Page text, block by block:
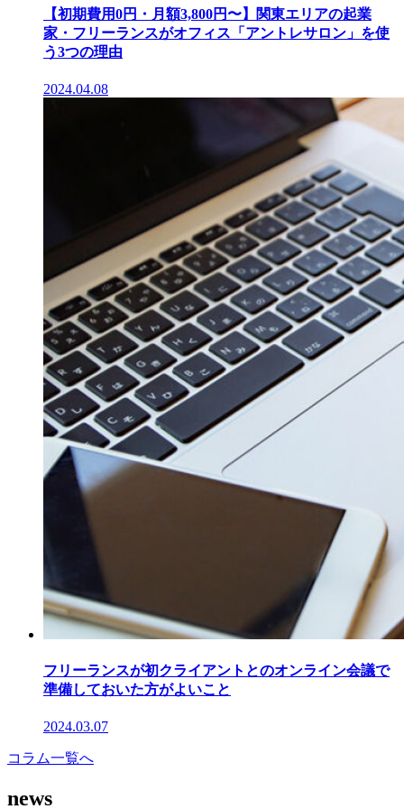
【初期費用0円・月額3,800円〜】関東エリアの起業
家・フリーランスがオフィス「アントレサロン」を使
う3つの理由
2024.04.08
フリーランスが初クライアントとのオンライン会議で
準備しておいた方がよいこと
2024.03.07
コラム一覧へ
news